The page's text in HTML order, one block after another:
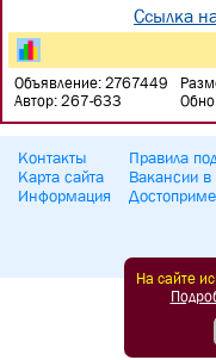
Ссылка
Объявление: 2767449
Автор: 267-633
Контакты
Карта сайта
Информация
Правила
Вакансии
На сайте